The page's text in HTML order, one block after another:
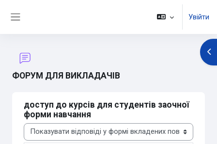
Увійти
ФОРУМ ДЛЯ ВИКЛАДАЧІВ
доступ до курсів для студентів заочної
форми навчання
Тип показу